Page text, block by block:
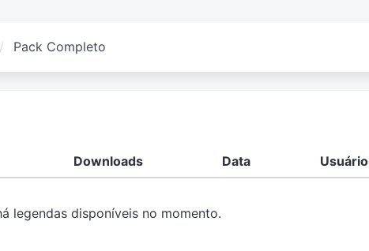
Pack Completo
Downloads Data Usuário
legendas disponíveis no momento.